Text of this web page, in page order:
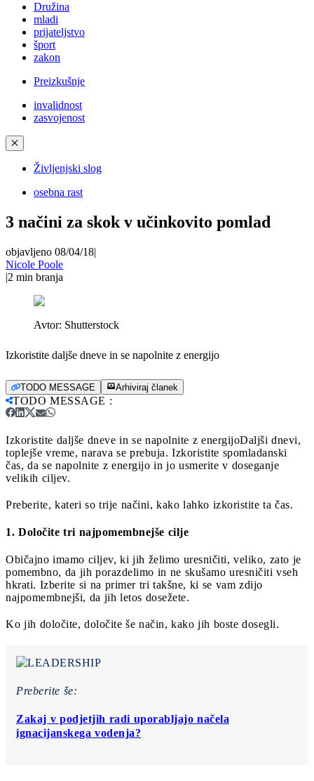
Družina
mladi
prijateljstvo
šport
zakon
Preizkušnje
invalidnost
zasvojenost
✕
Življenjski slog
osebna rast
3 načini za skok v učinkovito pomlad
objavljeno 08/04/18|
Nicole Poole
|2 min branja
Avtor: Shutterstock
Izkoristite daljše dneve in se napolnite z energijo
TODO MESSAGE Arhiviraj članek
TODO MESSAGE :
Izkoristite daljše dneve in se napolnite z energijoDaljši dnevi,
toplejše vreme, narava se prebuja. Izkoristite spomladanski
čas, da se napolnite z energijo in jo usmerite v doseganje
velikih ciljev.
Preberite, kateri so trije načini, kako lahko izkoristite ta čas.
1. Določite tri najpomembnejše cilje
Običajno imamo ciljev, ki jih želimo uresničiti, veliko, zato je
pomembno, da jih porazdelimo in ne skušamo uresničiti vseh
hkrati. Izberite si na primer tri takšne, ki se vam zdijo
najpomembnejši, da jih letos dosežete.
Ko jih določite, določite še način, kako jih boste dosegli.
Preberite še:
Zakaj v podjetjih radi uporabljajo načela
ignacijanskega vodenja?